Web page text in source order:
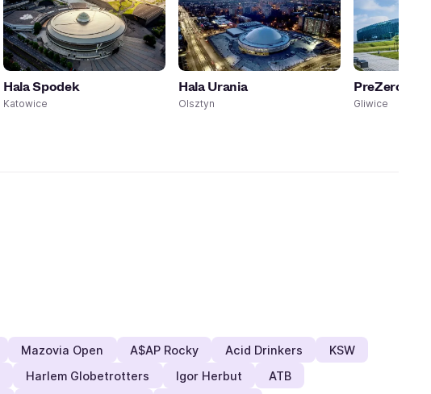
Hala Spodek
Katowice
Hala Urania
Olsztyn
PreZero
Gliwice
Mazovia Open A$AP Rocky Acid Drinkers
KSW
Harlem Globetrotters Igor Herbut ATB